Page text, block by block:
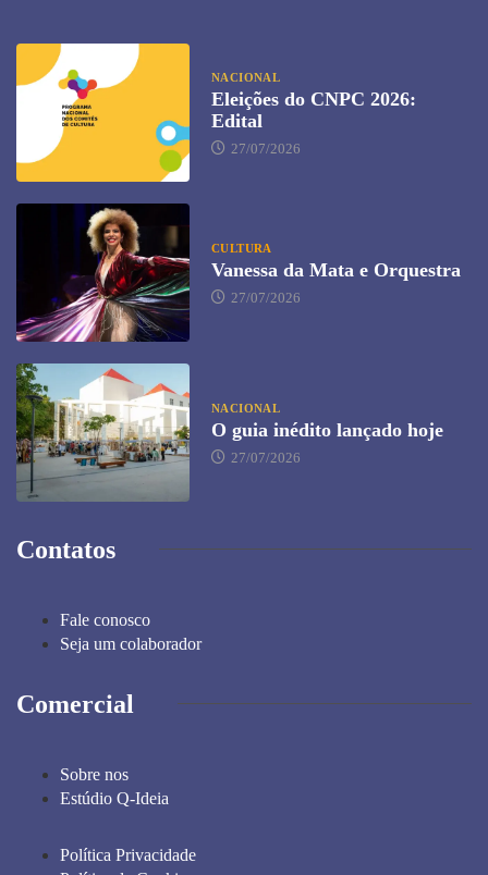
NACIONAL
Eleições do CNPC 2026:
Edital
27/07/2026
CULTURA
Vanessa da Mata e Orquestra
27/07/2026
NACIONAL
O guia inédito lançado hoje
27/07/2026
Contatos
Fale conosco
Seja um colaborador
Comercial
Sobre nos
Estúdio Q-Ideia
Política Privacidade